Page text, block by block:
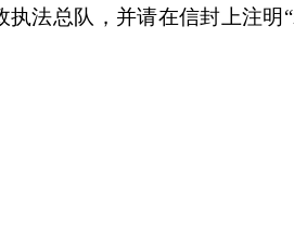
法总队，并请在信封上注明